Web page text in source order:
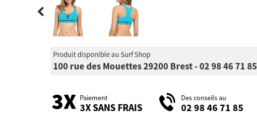
Produit disponible au Surf Shop
100 rue des Mouettes 29200 Brest - 02 98 46 71 85
Paiement
3X SANS FRAIS
Des conseils au
02 98 46 71 85